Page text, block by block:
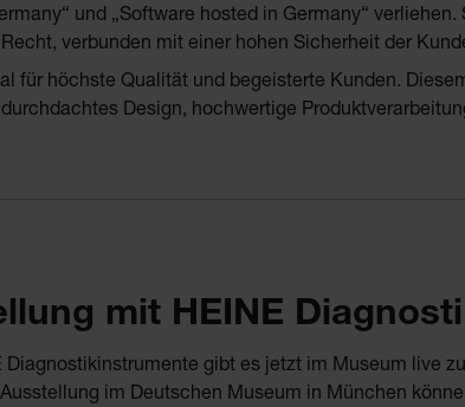
und „Software hosted in Germany“
verbunden mit einer hohen Sicherheit der
für höchste Qualität und begeisterte Kunden.
Design, hochwertige
mit HEINE
Diagnostikinstrumente gibt es jetzt im Museum live
im Deutschen Museum in München